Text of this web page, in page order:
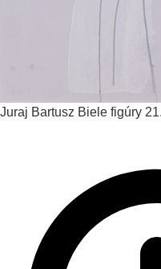
Juraj Bartusz Biele figúry